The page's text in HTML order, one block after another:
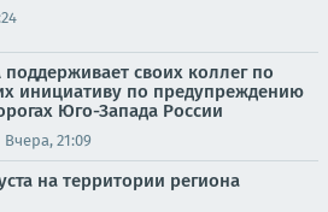
своих коллег по
инициативу по предупреждению
Юго-Запада России
Вчера, 21:09
на территории региона